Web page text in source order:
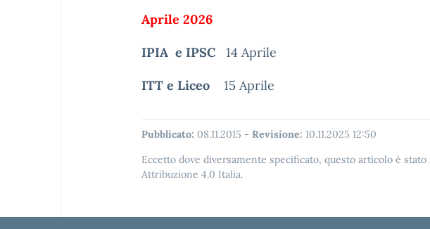
Aprile 2026
IPIA e IPSC 14 Aprile
ITT e Liceo 15 Aprile
Pubblicato: 08.11.2015 - Revisione: 10.11.2025 12:50
Eccetto dove diversamente specificato, questo articolo è
Attribuzione 4.0 Italia.